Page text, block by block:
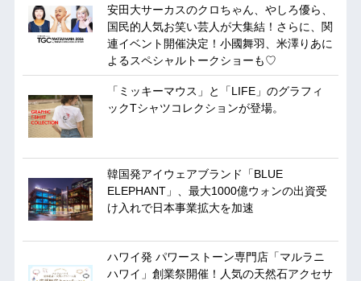
安田大サーカスのクロちゃん、やしろ優ら、
国民的人気お笑い芸人が大集結！さらに、関
連イベント開催決定！小國舞羽、米澤りあに
よるスペシャルトークショーも♡
「ミッキーマウス」と「LIFE」のグラフィ
ックTシャツコレクションが登場。
韓国発アイウェアブランド「BLUE
ELEPHANT」、最大1000億ウォンの出資受
け入れで日本事業拡大を加速
ハワイ発 パワーストーン専門店「マルラニ
ハワイ」創業祭開催！人気の天然石アクセサ